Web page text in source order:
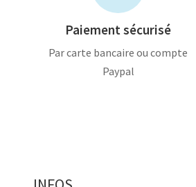
Paiement sécurisé
Par carte bancaire ou compte
Paypal